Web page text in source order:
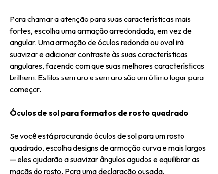
Para chamar a atenção para suas características mais
fortes, escolha uma armação arredondada, em vez de
angular. Uma armação de óculos redonda ou oval irá
suavizar e adicionar contraste às suas características
angulares, fazendo com que suas melhores características
brilhem. Estilos sem aro e sem aro são um ótimo lugar para
começar.
Óculos de sol para formatos de rosto quadrado
Se você está procurando óculos de sol para um rosto
quadrado, escolha designs de armação curva e mais largos
— eles ajudarão a suavizar ângulos agudos e equilibrar as
maçãs do rosto. Para uma declaração ousada,